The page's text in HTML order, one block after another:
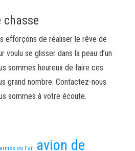
chasse
efforçons de réaliser le rêve de
voulu se glisser dans la peau d’un
sommes heureux de faire ces
grand nombre. Contactez-nous
sommes à votre écoute.
armée de l'air avion de